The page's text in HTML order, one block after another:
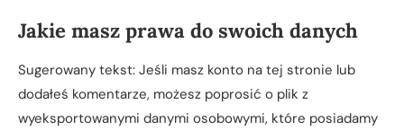
Jakie masz prawa do swoich danych
Sugerowany tekst: Jeśli masz konto na tej stronie lub
dodałeś komentarze, możesz poprosić o plik z
wyeksportowanymi danymi osobowymi, które posiadamy